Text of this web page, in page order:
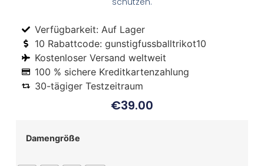
Verfügbarkeit: Auf Lager
10 Rabattcode: gunstigfussballtrikot10
Kostenloser Versand weltweit
100 % sichere Kreditkartenzahlung
30-tägiger Testzeitraum
€39.00
Damengröße